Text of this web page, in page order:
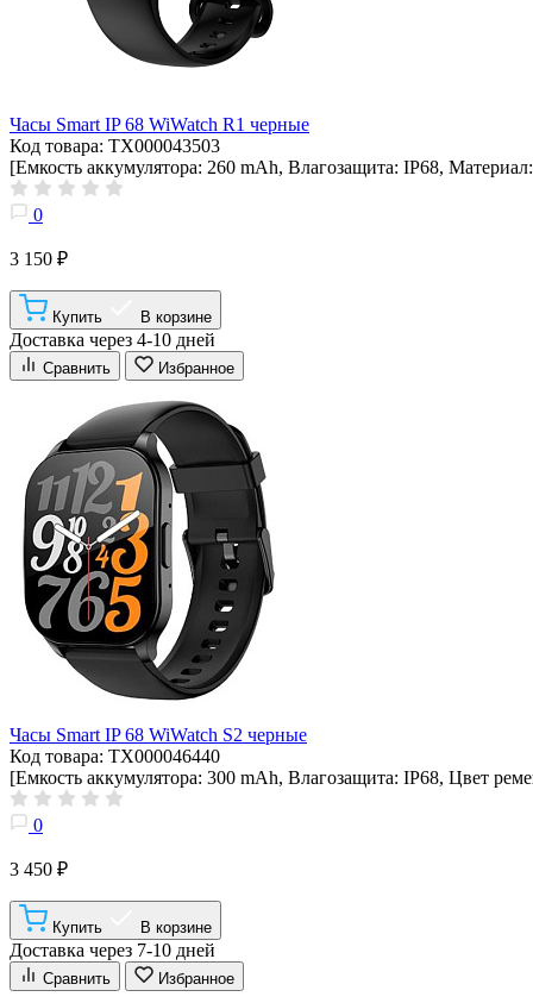
Часы Smart IP 68 WiWatch R1 черные
Код товара: ТХ000043503
[Емкость аккумулятора: 260 mAh, Влагозащита: IP68,
0
3 150 ₽
Купить В корзине
Доставка через 4-10 дней
Сравнить Избранное
Часы Smart IP 68 WiWatch S2 черные
Код товара: ТХ000046440
[Емкость аккумулятора: 300 mAh, Влагозащита: IP68, Цвет
0
3 450 ₽
Купить В корзине
Доставка через 7-10 дней
Сравнить Избранное